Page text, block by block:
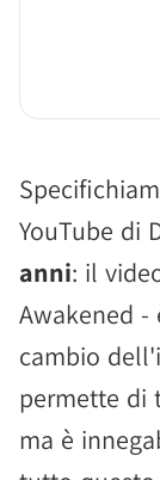
YouTube di
anni: il
Awakened
cambio
permette di
ma è